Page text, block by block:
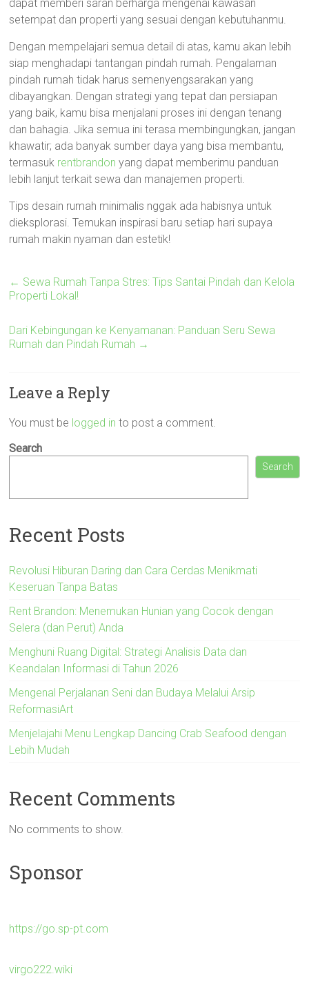
dapat memberi saran berharga mengenai kawasan
setempat dan properti yang sesuai dengan kebutuhanmu.
Dengan mempelajari semua detail di atas, kamu akan lebih
siap menghadapi tantangan pindah rumah. Pengalaman
pindah rumah tidak harus semenyengsarakan yang
dibayangkan. Dengan strategi yang tepat dan persiapan
yang baik, kamu bisa menjalani proses ini dengan tenang
dan bahagia. Jika semua ini terasa membingungkan, jangan
khawatir; ada banyak sumber daya yang bisa membantu,
termasuk rentbrandon yang dapat memberimu panduan
lebih lanjut terkait sewa dan manajemen properti.
Tips desain rumah minimalis nggak ada habisnya untuk
dieksplorasi. Temukan inspirasi baru setiap hari supaya
rumah makin nyaman dan estetik!
← Sewa Rumah Tanpa Stres: Tips Santai Pindah dan Kelola
Properti Lokal!
Dari Kebingungan ke Kenyamanan: Panduan Seru Sewa
Rumah dan Pindah Rumah →
Leave a Reply
You must be logged in to post a comment.
Search
Search
Recent Posts
Revolusi Hiburan Daring dan Cara Cerdas Menikmati
Keseruan Tanpa Batas
Rent Brandon: Menemukan Hunian yang Cocok dengan
Selera (dan Perut) Anda
Menghuni Ruang Digital: Strategi Analisis Data dan
Keandalan Informasi di Tahun 2026
Mengenal Perjalanan Seni dan Budaya Melalui Arsip
ReformasiArt
Menjelajahi Menu Lengkap Dancing Crab Seafood dengan
Lebih Mudah
Recent Comments
No comments to show.
Sponsor
https://go.sp-pt.com
virgo222.wiki